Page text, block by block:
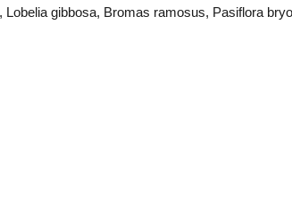
gibbosa, Bromas ramosus, Pasiflora